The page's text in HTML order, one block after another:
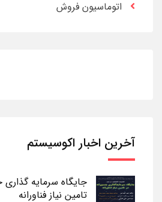
اتوماسیون فروش
آخرین اخبار اکوسیستم
جایگاه سرمایه گذاری
تامین نیاز فناورانه